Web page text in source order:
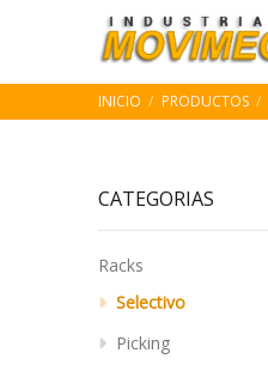
INICIO PRODUCTOS
CATEGORIAS
Racks
Selectivo
Picking